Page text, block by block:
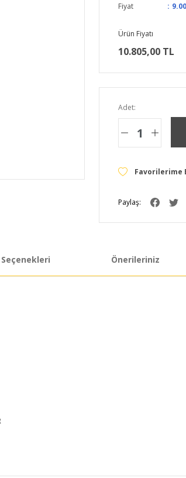
Fiyat
Ürün Fiyatı
10.805,00 TL
Adet:
Paylaş:
Önerileriniz